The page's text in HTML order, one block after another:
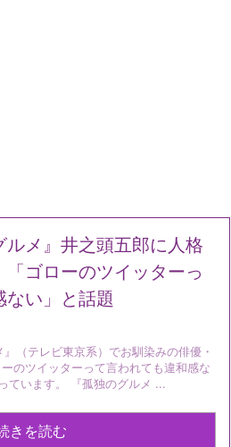
メ』井之頭五郎に人格
ゴローのツイッターっ
ない」と話題
（テレビ東京系）でお馴染みの俳優・
のツイッターって言われても違和感な
ています。 『孤独のグルメ ...
きを読む